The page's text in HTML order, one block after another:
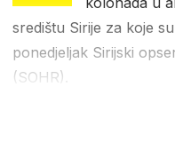
središtu Sirije za koje
ponedjeljak Sirijski
(SOHR).